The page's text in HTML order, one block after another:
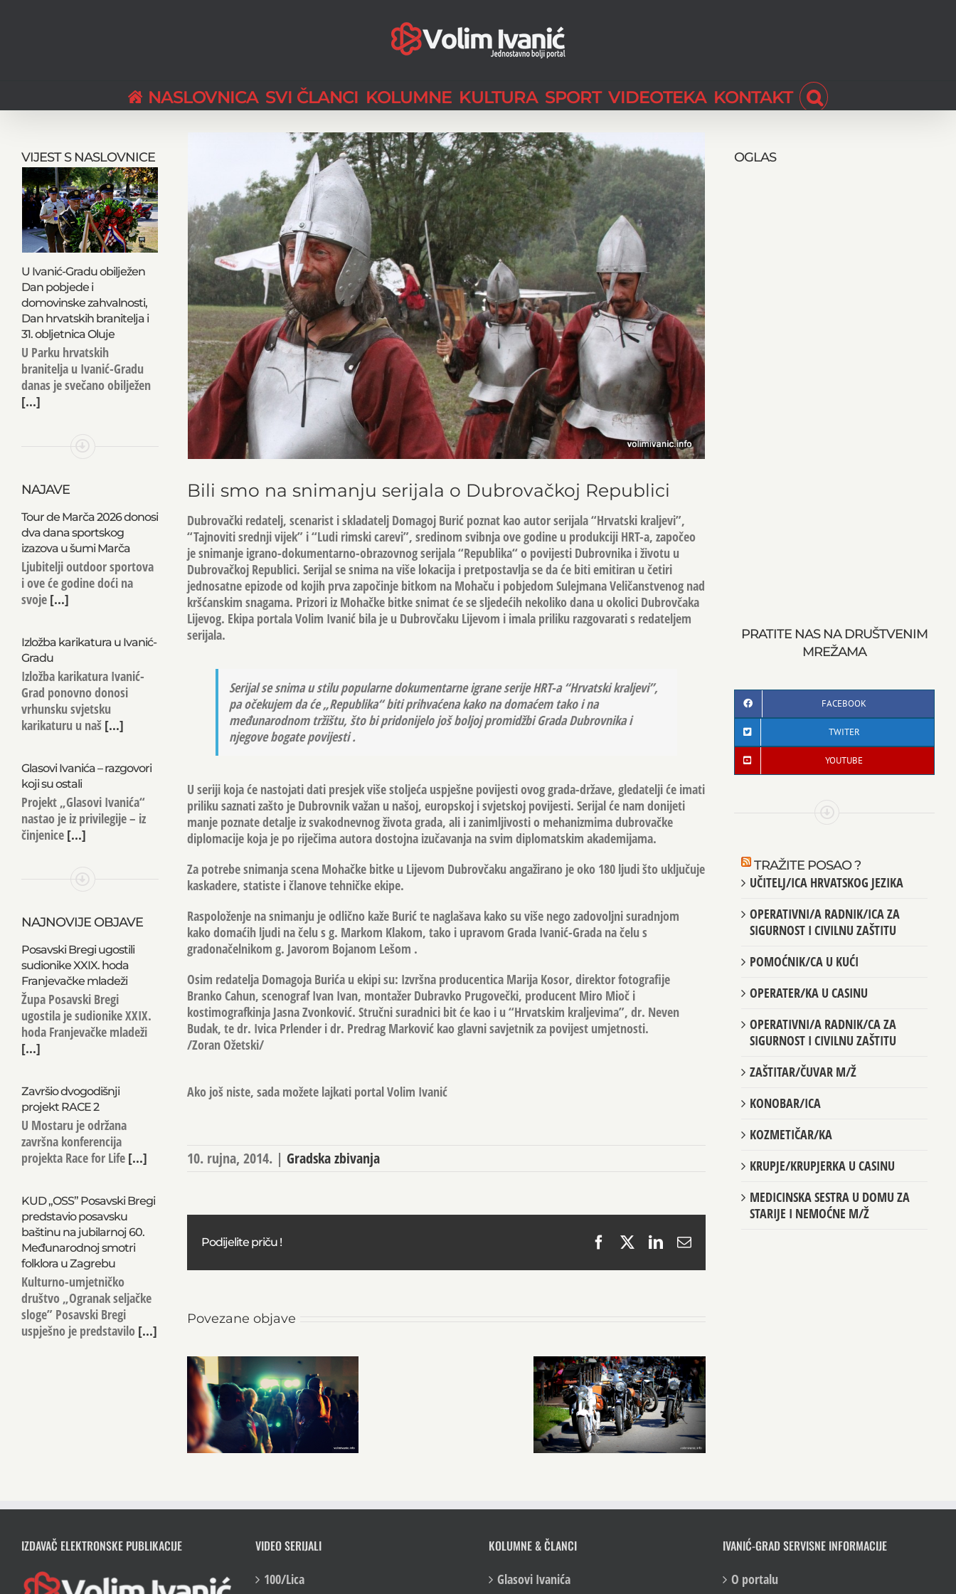
NASLOVNICA SVI ČLANCI KOLUMNE KULTURA SPORT VIDEOTEKA KONTAKT
Bili smo na snimanju serijala o Dubrovačkoj Republici
Dubrovački redatelj, scenarist i skladatelj Domagoj Burićpoznat kao autor serijala “Hrvatski kraljevi”,
“Tajnoviti srednji vijek” i “Ludi rimski carevi”, sredinom svibnja ove godine u produkciji HRT-a, započeo
je snimanje igrano-dokumentarno-obrazovnog serijala “Republika“ o povijesti Dubrovnika i životu u
Dubrovačkoj Republici. Serijal se snima na više lokacija i pretpostavlja se da će biti emitiran u četiri
jednosatne epizode od kojih prva započinje bitkom na Mohaču i pobjedom Sulejmana Veličanstvenog nad
kršćanskim snagama. Prizori iz Mohačke bitke snimat će se sljedećih nekoliko dana u okolici Dubrovčaka
Lijevog. Ekipa portala Volim Ivanić bila je u Dubrovčaku Lijevom i imala priliku razgovarati s redateljem
serijala.
Serijal se snima u stilu popularne dokumentarne igrane serije HRT-a “Hrvatski kraljevi”,
pa očekujem da će „Republika“ biti prihvaćena kako na domaćem tako i na
međunarodnom tržištu, što bi pridonijelo još boljoj promidžbi Grada Dubrovnika i
njegove bogate povijesti .
U seriji koja će nastojati dati presjek više stoljeća uspješne povijesti ovog grada-države, gledatelji će imati
priliku saznati zašto je Dubrovnik važan u našoj, europskoj i svjetskoj povijesti. Serijal će nam donijeti
manje poznate detalje iz svakodnevnog života grada, ali i zanimljivosti o mehanizmima dubrovačke
diplomacije koja je po riječima autora dostojna izučavanja na svim diplomatskim akademijama.
Za potrebe snimanja scena Mohačke bitke u Lijevom Dubrovčaku angažirano je oko 180 ljudi što uključuje
kaskadere, statiste i članove tehničke ekipe.
Raspoloženje na snimanju je odlično kaže Burić te naglašava kako su više nego zadovoljni suradnjom
kako domaćih ljudi na čelu s g. Markom Klakom, tako i upravom Grada Ivanić-Grada na čelu s
gradonačelnikom g. Javorom Bojanom Lešom .
Osim redatelja Domagoja Burića u ekipi su: Izvršna producentica Marija Kosor, direktor fotografije
Branko Cahun, scenograf Ivan Ivan, montažer Dubravko Prugovečki, producent Miro Mioč i
kostimografkinja Jasna Zvonković. Stručni suradnici bit će kao i u “Hrvatskim kraljevima”, dr. Neven
Budak, te dr. Ivica Prlender i dr. Predrag Marković kao glavni savjetnik za povijest umjetnosti.
/Zoran Ožetski/
Ako još niste, sada možete lajkati portal Volim Ivanić
10. rujna, 2014. | Gradska zbivanja
Podijelite priču ! Facebook
X LinkedIn
Email
Povezane objave
VIJEST S NASLOVNICE
U Ivanić-Gradu obilježen
Dan pobjede i
domovinske zahvalnosti,
Dan hrvatskih branitelja i
31. obljetnica Oluje
U Parku hrvatskih
branitelja u Ivanić-Gradu
danas je svečano obilježen
[...]
NAJAVE
Tour de Marča 2026 donosi
dva dana sportskog
izazova u šumi Marča
Ljubitelji outdoor sportova
i ove će godine doći na
svoje[...]
Izložba karikatura u Ivanić-
Gradu
Izložba karikatura Ivanić-
Grad ponovno donosi
vrhunsku svjetsku
karikaturu u naš[...]
Glasovi Ivanića – razgovori
koji su ostali
Projekt „Glasovi Ivanića“
nastao je iz privilegije – iz
činjenice[...]
NAJNOVIJE OBJAVE
Posavski Bregi ugostili
sudionike XXIX. hoda
Franjevačke mladeži
Župa Posavski Bregi
ugostila je sudionike XXIX.
hoda Franjevačke mladeži
[...]
Završio dvogodišnji
projekt RACE 2
U Mostaru je održana
završna konferencija
projekta Race for Life[...]
KUD „OSS” Posavski Bregi
predstavio posavsku
baštinu na jubilarnoj 60.
Međunarodnoj smotri
folklora u Zagrebu
Kulturno-umjetničko
društvo „Ogranak seljačke
sloge” Posavski Bregi
uspješno je predstavilo[...]
OGLAS
PRATITE NAS NA DRUŠTVENIM
MREŽAMA
FACEBOOK
TWITER
YOUTUBE
TRAŽITE POSAO ?
UČITELJ/ICA HRVATSKOG JEZIKA
OPERATIVNI/A RADNIK/ICA ZA
SIGURNOST I CIVILNU ZAŠTITU
POMOĆNIK/CA U KUĆI
OPERATER/KA U CASINU
OPERATIVNI/A RADNIK/CA ZA
SIGURNOST I CIVILNU ZAŠTITU
ZAŠTITAR/ČUVAR M/Ž
KONOBAR/ICA
KOZMETIČAR/KA
KRUPJE/KRUPJERKA U CASINU
MEDICINSKA SESTRA U DOMU ZA
STARIJE I NEMOĆNE M/Ž
IZDAVAČ ELEKTRONSKE PUBLIKACIJE
VIDEO SERIJALI
100/Lica
KOLUMNE & ČLANCI
Glasovi Ivanića
IVANIĆ-GRAD SERVISNE INFORMACIJE
O portalu